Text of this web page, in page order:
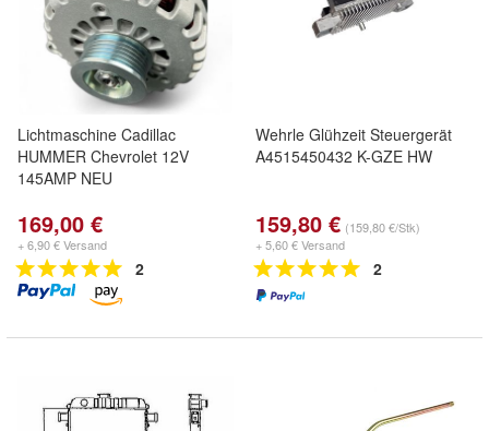
Lichtmaschine Cadillac
HUMMER Chevrolet 12V
145AMP NEU
169,00 €
+ 6,90 € Versand
2
Wehrle Glühzeit Steuergerät
A4515450432 K-GZE HW
159,80 € (159,80 €/Stk)
+ 5,60 € Versand
2